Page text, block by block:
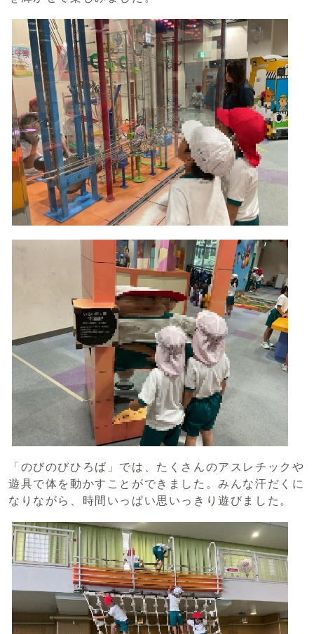
「のびのびひろば」では、たくさんのアスレチックや
遊具で体を動かすことができました。みんな汗だくに
なりながら、時間いっぱい思いっきり遊びました。